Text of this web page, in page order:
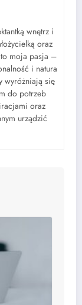
wnętrz i
oraz
moja pasja –
i natura
wyróżniają się
do potrzeb
oraz
urządzić